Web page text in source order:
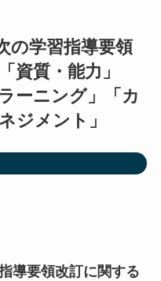
の学習指導要領
資質・能力」
ーニング」「カ
ジメント」
導要領改訂に関する